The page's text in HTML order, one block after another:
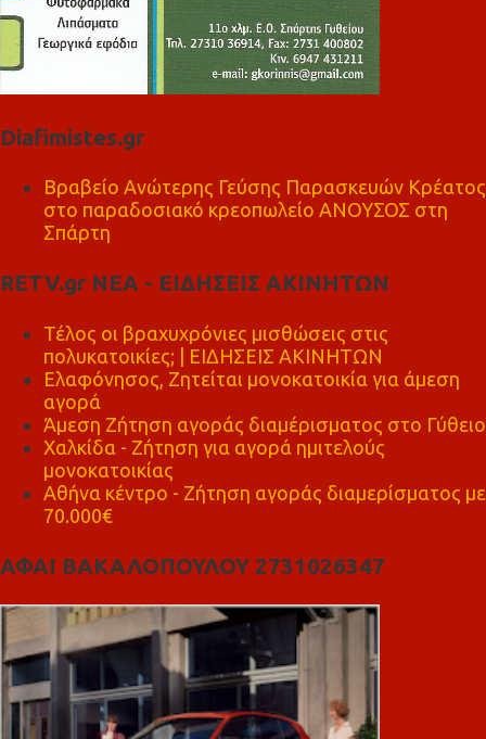
Diafimistes.gr
Βραβείο Ανώτερης Γεύσης Παρασκευών Κρέατος
στο παραδοσιακό κρεοπωλείο ΑΝΟΥΣΟΣ στη
Σπάρτη
RETV.gr ΝΕΑ - ΕΙΔΗΣΕΙΣ ΑΚΙΝΗΤΩΝ
Τέλος οι βραχυχρόνιες μισθώσεις στις
πολυκατοικίες; | ΕΙΔΗΣΕΙΣ ΑΚΙΝΗΤΩΝ
Ελαφόνησος, Ζητείται μονοκατοικία για άμεση
αγορά
Άμεση Ζήτηση αγοράς διαμέρισματος στο Γύθειο
Χαλκίδα - Ζήτηση για αγορά ημιτελούς
μονοκατοικίας
Αθήνα κέντρο - Ζήτηση αγοράς διαμερίσματος με
70.000€
ΑΦΑΙ ΒΑΚΑΛΟΠΟΥΛΟΥ 2731026347